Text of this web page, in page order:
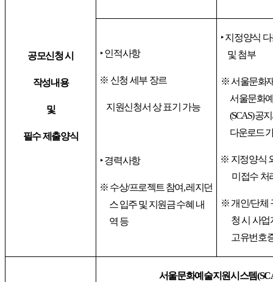
공모신청 시
작성내용
및
필수 제출양식
‣인적사항
※ 신청 세부 장르
지원신청서 상 표기 가능
‣경력사항
※ 수상/프로젝트 참여,레지던
스 입주 및 지원금 수혜 내
역 등
‣지정양식
및 첨부
※서울문화
서울문화
(SCAS)공
다운로드
※ 지정양식
미접수 처
※개인/단체
청 시 사
고유번호
서울문화예술지원시스템